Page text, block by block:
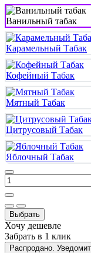
Ванильный табак
Карамельный Табак
Кофейный Табак
Мятный Табак
Цитрусовый Табак
Яблочный Табак
Выбрать
Хочу дешевле
Забрать в 1 клик
Распродано.